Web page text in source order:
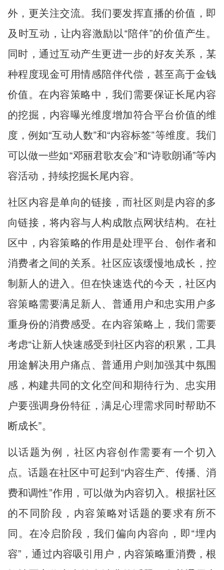
外，更关注交流。我们要发挥直播的价值，即
及时互动，让内容激励以“陪伴”的价值产生。
同时，通过互动产生更进一步的好友关系，某
种程度现金可用情感陪伴代偿，甚至高于金钱
价值。在内容策略中，我们需要保证长尾内容
的挖掘，内容曝光维度增加符合平台价值的维
度，例如“互动人数”和“内容标签”等维度。我们
可以做一些如“邓丽君歌友会”和“诗歌朗诵”等内
容活动，持续挖掘长尾内容。
社区内容是单向的链接，而社区则是内容的多
向链接，将内容与人构成散点网状结构。在社
区中，内容策略的作用是处理平台、创作者和
消费者之间的关系。社区应该缓慢地成长，控
制新人的进入。但在快速迭代的今天，社区内
容策略需要满足新人、普通用户和忠实用户多
重身份的消费感受。在内容策略上，我们需要
考虑“让新人快速感受到社区内容的积累，工具
用途解决用户痛点、普通用户则加强其中氛围
感，构建共同的文化空间和期待行为、忠实用
户要强调身份特征，满足心理需求同时帮助不
断成长”。
以话题为例，社区内容创作需要有一个切入
点。话题在社区中可起到“内容生产、传播、消
费和调性”作用，可以做为内容切入。根据社区
的不同阶段，内容策略对话题的要求有所不
同。在冷启阶段，我们偏向内容向，即“埋内
容”，通过内容吸引用户，内容策略重消费，根